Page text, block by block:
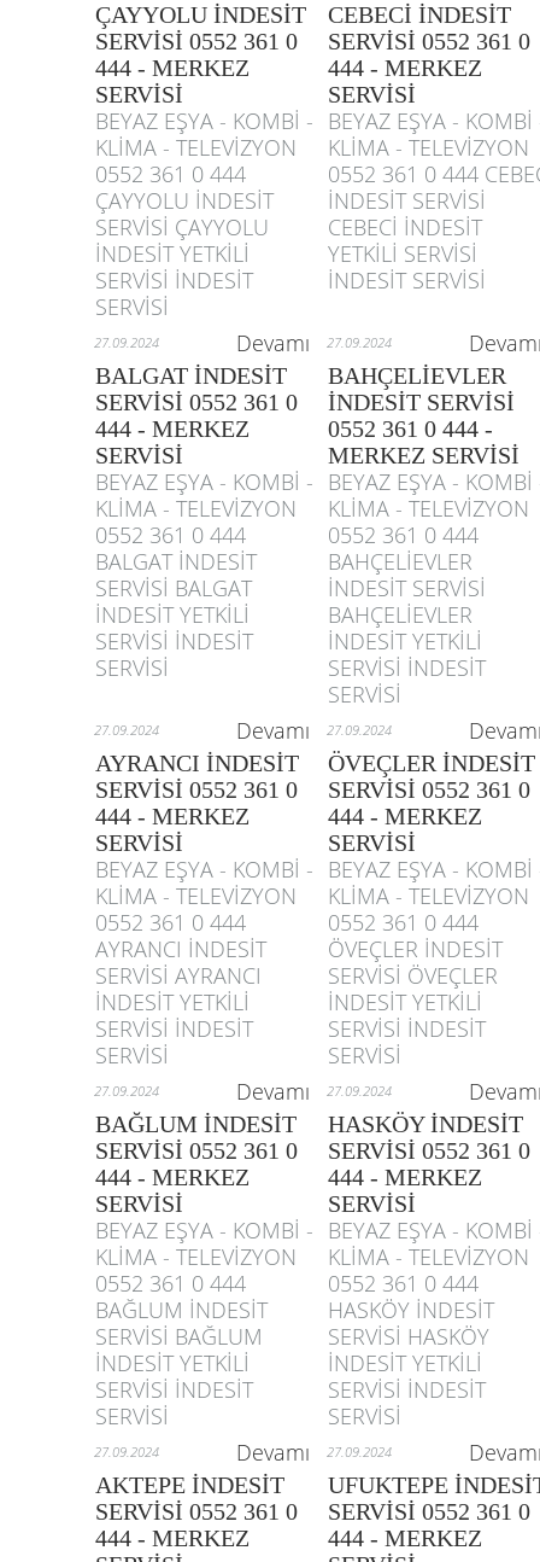
ÇAYYOLU İNDESİT
SERVİSİ 0552 361 0
444 - MERKEZ
SERVİSİ
CEBECİ İNDESİT
SERVİSİ 0552 361 0
444 - MERKEZ
SERVİSİ
BEYAZ EŞYA - KOMBİ -
KLİMA - TELEVİZYON
0552 361 0 444
ÇAYYOLU İNDESİT
SERVİSİ ÇAYYOLU
İNDESİT YETKİLİ
SERVİSİ İNDESİT
SERVİSİ
BEYAZ EŞYA - KOMBİ
KLİMA - TELEVİZYON
0552 361 0 444
İNDESİT SERVİSİ
CEBECİ İNDESİT
YETKİLİ SERVİSİ
İNDESİT SERVİSİ
27.09.2024 Devamı 27.09.2024
BALGAT İNDESİT
SERVİSİ 0552 361 0
444 - MERKEZ
SERVİSİ
BAHÇELİEVLER
İNDESİT SERVİSİ
0552 361 0 444 -
MERKEZ SERVİSİ
BEYAZ EŞYA - KOMBİ -
KLİMA - TELEVİZYON
0552 361 0 444
BALGAT İNDESİT
SERVİSİ BALGAT
İNDESİT YETKİLİ
SERVİSİ İNDESİT
SERVİSİ
BEYAZ EŞYA - KOMBİ
KLİMA - TELEVİZYON
0552 361 0 444
BAHÇELİEVLER
İNDESİT SERVİSİ
BAHÇELİEVLER
İNDESİT YETKİLİ
SERVİSİ İNDESİT
SERVİSİ
27.09.2024 Devamı 27.09.2024
AYRANCI İNDESİT
SERVİSİ 0552 361 0
444 - MERKEZ
SERVİSİ
ÖVEÇLER İNDESİT
SERVİSİ 0552 361 0
444 - MERKEZ
SERVİSİ
BEYAZ EŞYA - KOMBİ -
KLİMA - TELEVİZYON
0552 361 0 444
AYRANCI İNDESİT
SERVİSİ AYRANCI
İNDESİT YETKİLİ
SERVİSİ İNDESİT
SERVİSİ
BEYAZ EŞYA - KOMBİ
KLİMA - TELEVİZYON
0552 361 0 444
ÖVEÇLER İNDESİT
SERVİSİ ÖVEÇLER
İNDESİT YETKİLİ
SERVİSİ İNDESİT
SERVİSİ
27.09.2024 Devamı 27.09.2024
BAĞLUM İNDESİT
SERVİSİ 0552 361 0
444 - MERKEZ
SERVİSİ
HASKÖY İNDESİT
SERVİSİ 0552 361 0
444 - MERKEZ
SERVİSİ
BEYAZ EŞYA - KOMBİ -
KLİMA - TELEVİZYON
0552 361 0 444
BAĞLUM İNDESİT
SERVİSİ BAĞLUM
İNDESİT YETKİLİ
SERVİSİ İNDESİT
SERVİSİ
BEYAZ EŞYA - KOMBİ
KLİMA - TELEVİZYON
0552 361 0 444
HASKÖY İNDESİT
SERVİSİ HASKÖY
İNDESİT YETKİLİ
SERVİSİ İNDESİT
SERVİSİ
27.09.2024 Devamı 27.09.2024
AKTEPE İNDESİT
SERVİSİ 0552 361 0
444 - MERKEZ
UFUKTEPE
SERVİSİ 0552 361 0
444 - MERKEZ